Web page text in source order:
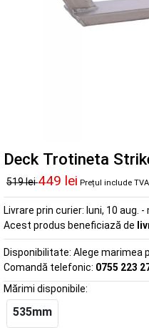
Deck Trotineta
519 lei449 lei Prețul include TVA
Livrare prin curier: luni, 10 aug. -
Acest produs beneficiază de
Disponibilitate: Alege marimea
Comandă telefonic: 0755 223
Mărimi disponibile:
535mm